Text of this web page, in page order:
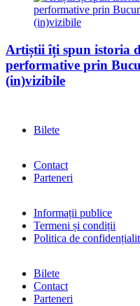
Artiștii îți spun istoria
performative prin
(in)vizibile
Bilete
Contact
Parteneri
Informații publice
Termeni și condiții
Politica de
Bilete
Contact
Parteneri